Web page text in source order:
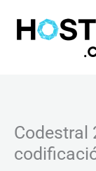
Codestral